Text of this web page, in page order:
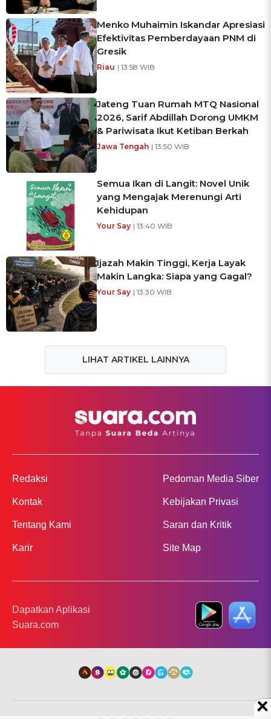
Menko Muhaimin Iskandar Apresiasi
Efektivitas Pemberdayaan PNM di
Gresik
Riau | 13:58 WIB
Jateng Tuan Rumah MTQ Nasional
2026, Sarif Abdillah Dorong UMKM
& Pariwisata Ikut Ketiban Berkah
Jawa Tengah | 13:50 WIB
Semua Ikan di Langit: Novel Unik
yang Mengajak Merenungi Arti
Kehidupan
Your Say | 13:40 WIB
Ijazah Makin Tinggi, Kerja Layak
Makin Langka: Siapa yang Gagal?
Your Say | 13:30 WIB
LIHAT ARTIKEL LAINNYA
Redaksi
Kontak
Tentang Kami
Karir
Pedoman Media Siber
Kebijakan Privasi
Saran dan Kritik
Site Map
Dapatkan Aplikasi
Suara.com